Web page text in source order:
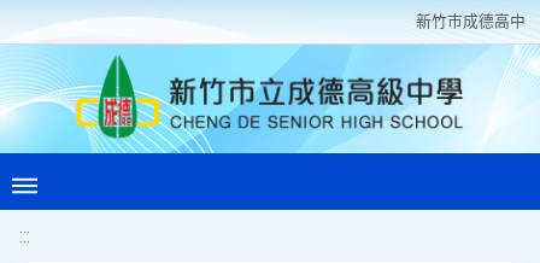
新竹巿成德高中
:::